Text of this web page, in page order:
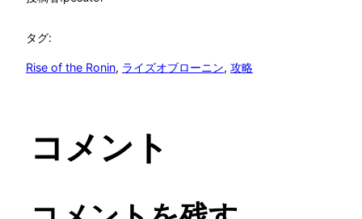
タグ:
Rise of the Ronin, ライズオブローニン, 攻略
コメント